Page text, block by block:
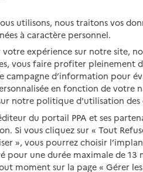
utilisons, nous traitons vos
à caractère personnel.
expérience sur notre site,
vous faire profiter pleinement
campagne d’information pour
en fonction de votre
notre politique d'utilisation des
du portail PPA et ses
Si vous cliquez sur « Tout
», vous pourrez choisir
pour une durée maximale de 13
moment sur la page « Gérer les